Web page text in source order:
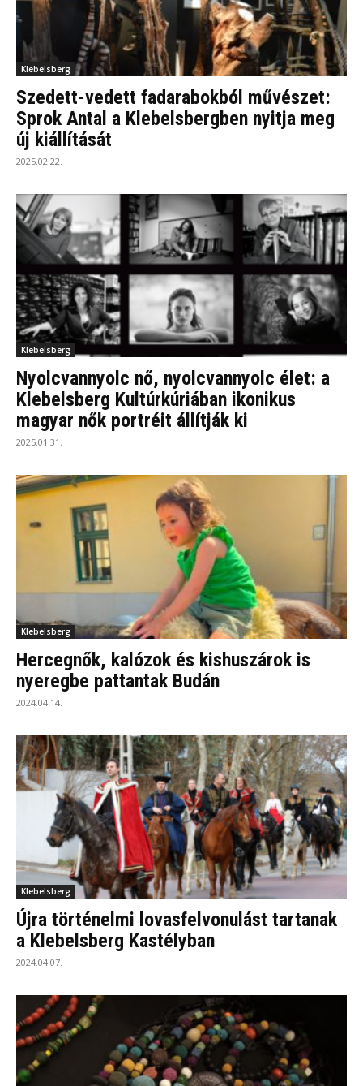
Klebelsberg
Szedett-vedett fadarabokból művészet:
Sprok Antal a Klebelsbergben nyitja meg
új kiállítását
2025.02.22.
Klebelsberg
Nyolcvannyolc nő, nyolcvannyolc élet: a
Klebelsberg Kultúrkúriában ikonikus
magyar nők portréit állítják ki
2025.01.31.
Klebelsberg
Hercegnők, kalózok és kishuszárok is
nyeregbe pattantak Budán
2024.04.14.
Klebelsberg
Újra történelmi lovasfelvonulást tartanak
a Klebelsberg Kastélyban
2024.04.07.